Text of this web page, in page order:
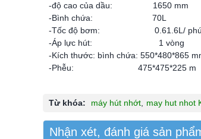
-độ cao của dầu: 1650 mm
-Bình chứa: 70L
-Tốc độ bơm: 0.61.6L/
-Áp lực hút: 1 vòng
-Kích thước: bình chứa: 550*480*865
-Phễu: 475*475*225 m
Từ khóa: máy hút nhớt may hut nhot
Nhận xét, đánh giá sản